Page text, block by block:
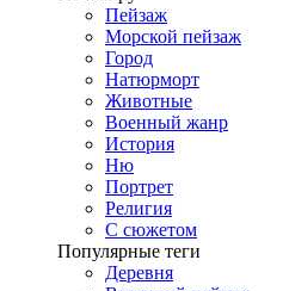
Пейзаж
Морской пейзаж
Город
Натюрморт
Животные
Военный жанр
История
Ню
Портрет
Религия
С сюжетом
Популярные теги
Деревня